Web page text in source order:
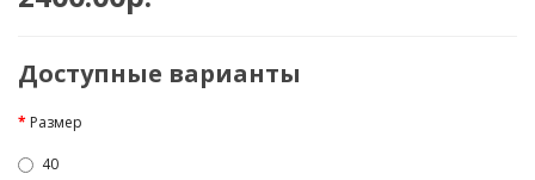
Доступные варианты
Размер
40